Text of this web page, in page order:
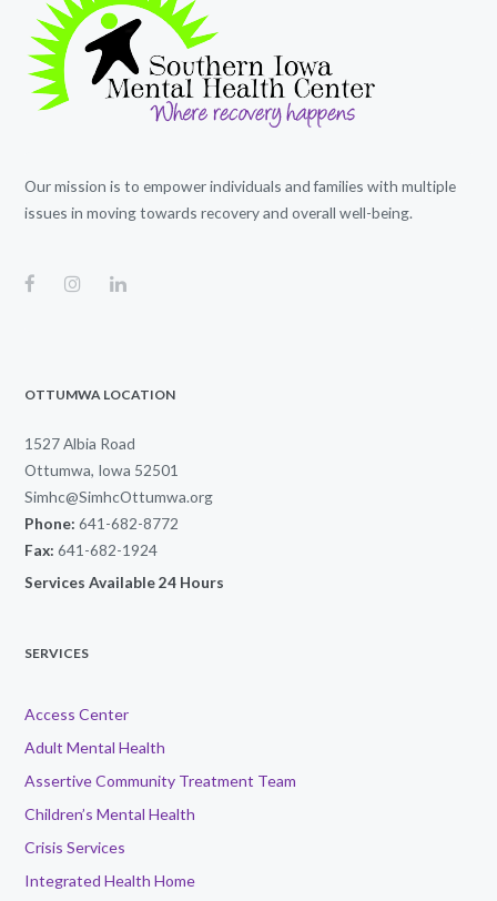
Our mission is to empower individuals and families with multiple
issues in moving towards recovery and overall well-being.
OTTUMWA LOCATION
1527 Albia Road
Ottumwa, Iowa 52501
Simhc@SimhcOttumwa.org
Phone: 641-682-8772
Fax: 641-682-1924
Services Available 24 Hours
SERVICES
Access Center
Adult Mental Health
Assertive Community Treatment Team
Children’s Mental Health
Crisis Services
Integrated Health Home